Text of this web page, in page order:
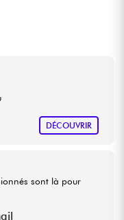
DÉCOUVRIR
sont là pour